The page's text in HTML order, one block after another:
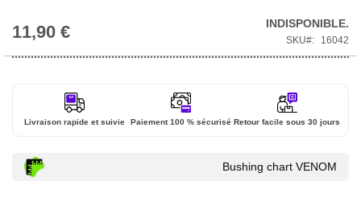
11,90 € INDISPONIBLE.
SKU 16042
Livraison rapide et suivie Paiement 100 % sécurisé Retour facile sous 30 jours
Bushing chart VENOM